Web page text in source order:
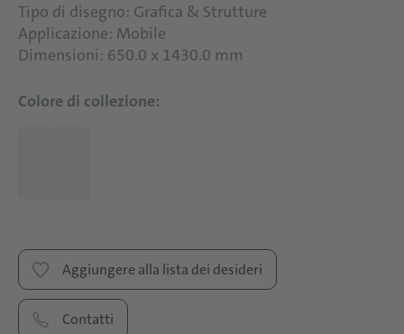
Tipo di disegno: Grafica & Strutture
Applicazione: Mobile
Dimensioni: 650.0 x 1430.0 mm
Colore di collezione:
Aggiungere alla lista dei desideri
Contatti